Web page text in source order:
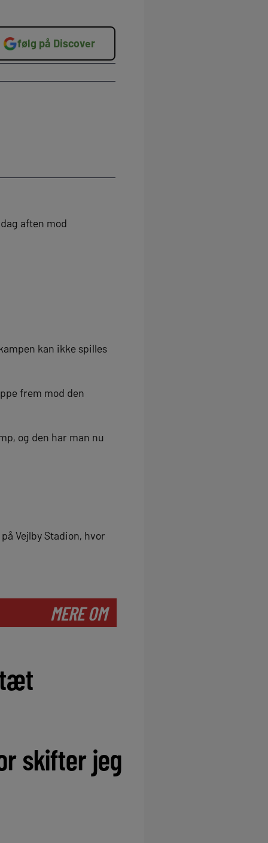
følg på Discover
aften mod
kan ikke spilles
frem mod den
og den har man nu
Vejlby Stadion, hvor
MERE OM
tæt
skifter jeg